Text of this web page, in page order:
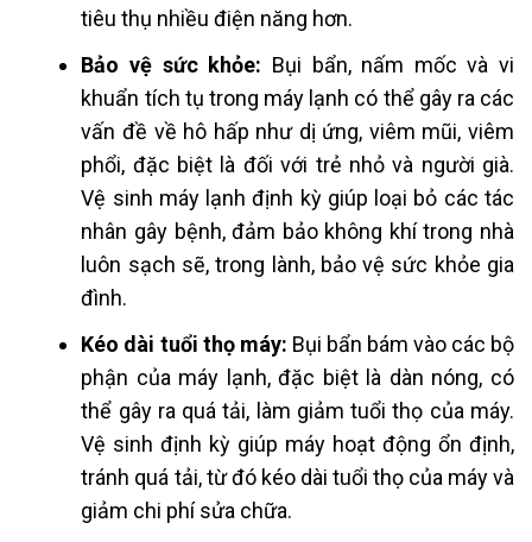
tiêu thụ nhiều điện năng hơn.
Bảo vệ sức khỏe: Bụi bẩn, nấm mốc và vi
khuẩn tích tụ trong máy lạnh có thể gây ra các
vấn đề về hô hấp như dị ứng, viêm mũi, viêm
phổi, đặc biệt là đối với trẻ nhỏ và người già.
Vệ sinh máy lạnh định kỳ giúp loại bỏ các tác
nhân gây bệnh, đảm bảo không khí trong nhà
luôn sạch sẽ, trong lành, bảo vệ sức khỏe gia
đình.
Kéo dài tuổi thọ máy: Bụi bẩn bám vào các bộ
phận của máy lạnh, đặc biệt là dàn nóng, có
thể gây ra quá tải, làm giảm tuổi thọ của máy.
Vệ sinh định kỳ giúp máy hoạt động ổn định,
tránh quá tải, từ đó kéo dài tuổi thọ của máy và
giảm chi phí sửa chữa.